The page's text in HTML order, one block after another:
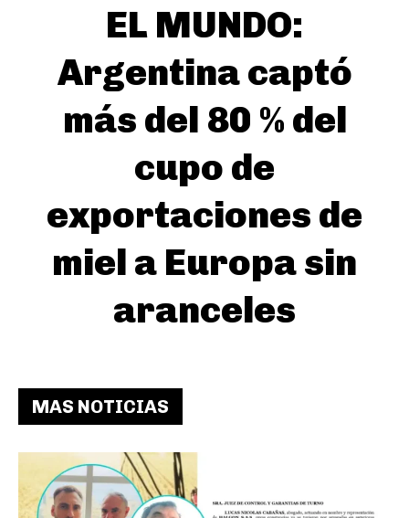
EL MUNDO:
Argentina captó
más del 80 % del
cupo de
exportaciones de
miel a Europa sin
aranceles
MAS NOTICIAS